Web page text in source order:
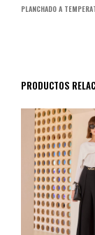
PLANCHADO A
PRODUCTOS